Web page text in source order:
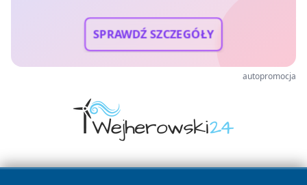
SPRAWDŹ SZCZEGÓŁY
autopromocja